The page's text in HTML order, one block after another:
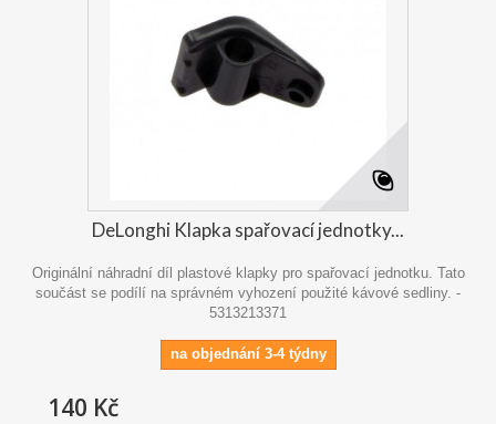
DeLonghi Klapka spařovací jednotky...
Originální náhradní díl plastové klapky pro spařovací jednotku. Tato
součást se podílí na správném vyhození použité kávové sedliny. -
5313213371
na objednání 3-4 týdny
140 Kč